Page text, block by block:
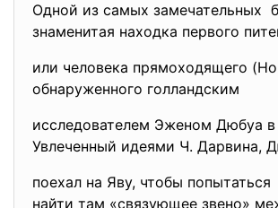
Одной из самых замечательных
знаменитая находка первого
или человека прямоходящего
обнаруженного голландским
исследователем Эженом Дюбуа в
Увлеченный идеями Ч. Дарвина,
поехал на Яву, чтобы попытаться
найти там «связующее звено»